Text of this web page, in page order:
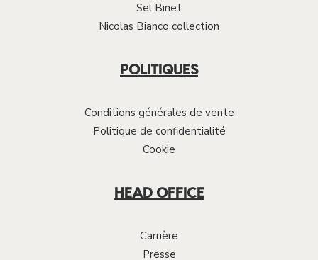
Sel Binet
Nicolas Bianco collection
POLITIQUES
Conditions générales de vente
Politique de confidentialité
Cookie
HEAD OFFICE
Carrière
Presse